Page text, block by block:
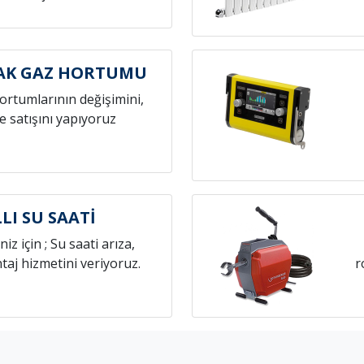
GAZ HORTUMU
değişimini,
satışını yapıyoruz
SU SAATİ
için ; Su saati arıza,
hizmetini veriyoruz.